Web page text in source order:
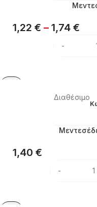
1,22 € – 1,74 €
Διαθέσιμο
1,40 €